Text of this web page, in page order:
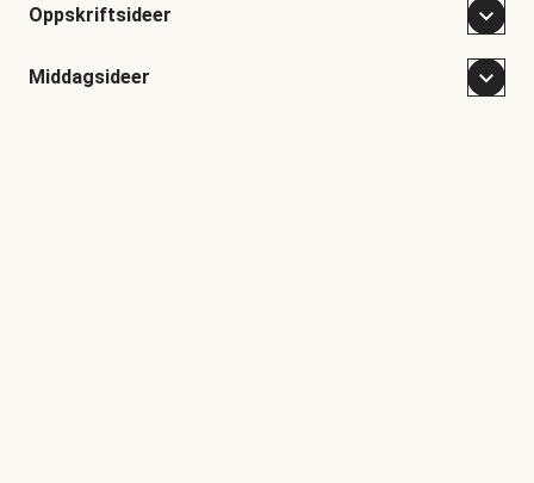
Oppskriftsideer
Middagsideer